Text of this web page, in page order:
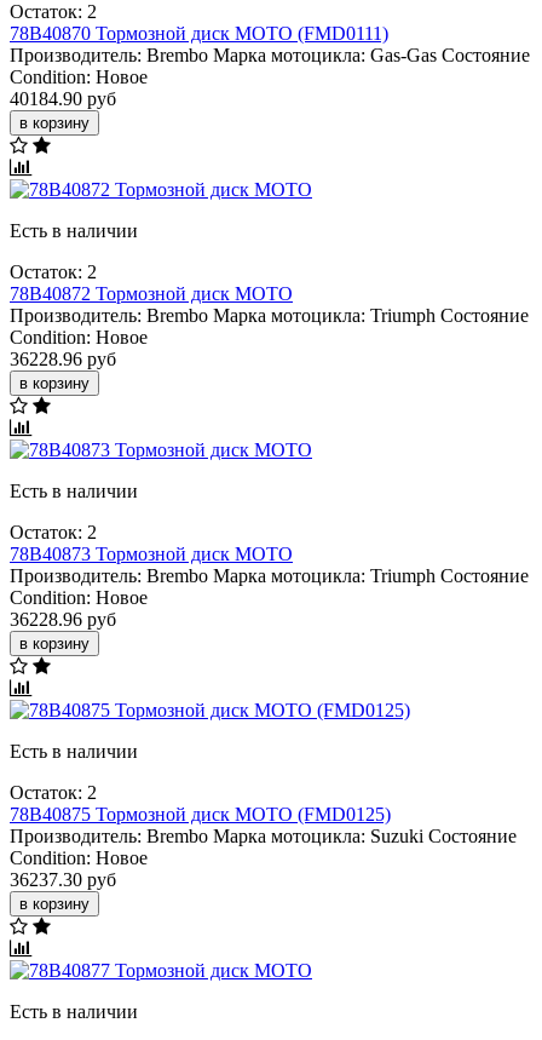
Остаток: 2
78B40870 Тормозной диск МОТО (FMD0111)
Производитель: Brembo Марка мотоцикла: Gas-Gas Состояние
Condition: Новое
40184.90 руб
в корзину
Есть в наличии
Остаток: 2
78B40872 Тормозной диск МОТО
Производитель: Brembo Марка мотоцикла: Triumph Состояние
Condition: Новое
36228.96 руб
в корзину
Есть в наличии
Остаток: 2
78B40873 Тормозной диск МОТО
Производитель: Brembo Марка мотоцикла: Triumph Состояние
Condition: Новое
36228.96 руб
в корзину
Есть в наличии
Остаток: 2
78B40875 Тормозной диск МОТО (FMD0125)
Производитель: Brembo Марка мотоцикла: Suzuki Состояние
Condition: Новое
36237.30 руб
в корзину
Есть в наличии